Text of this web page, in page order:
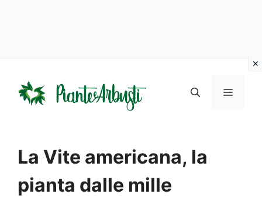
contenuto
MENU
La Vite americana, la
pianta dalle mille